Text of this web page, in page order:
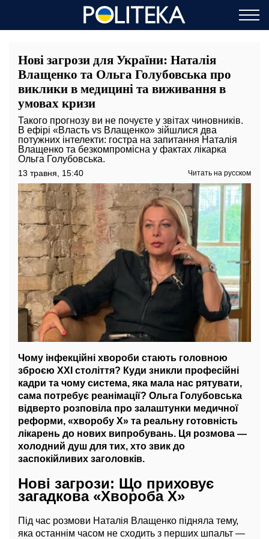
Нові загрози для України: Наталія
Влащенко та Ольга Голубовська про
виклики в медицині та виживання в
умовах кризи
Такого прогнозу ви не почуєте у звітах чиновників.
В ефірі «Власть vs Влащенко» зійшлися два
потужних інтелекти: гостра на запитання Наталія
Влащенко та безкомпромісна у фактах лікарка
Ольга Голубовська.
13 травня, 15:40 Читать на русском
Чому інфекційні хвороби стають головною
зброєю ХХІ століття? Куди зникли професійні
кадри та чому система, яка мала нас рятувати,
сама потребує реанімації? Ольга Голубовська
відверто розповіла про залаштунки медичної
реформи, «хворобу Х» та реальну готовність
лікарень до нових випробувань. Ця розмова —
холодний душ для тих, хто звик до
заспокійливих заголовків.
Нові загрози: Що приховує
загадкова «Хвороба Х»
Під час розмови Наталія Влащенко підняла тему,
яка останнім часом не сходить з перших шпальт —